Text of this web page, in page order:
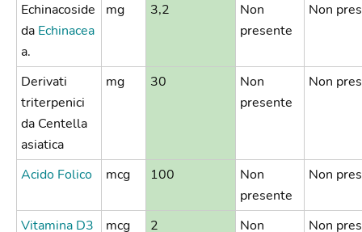
Echinacoside
da Echinacea
a.
mg 3,2
Non
presente
Non
Derivati
triterpenici
da Centella
asiatica
mg 30
Non
presente
Non
Acido Folico mcg 100
Non
presente
Non
Vitamina D3 mcg 2
Non
Non